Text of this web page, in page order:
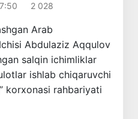
2 028
Arab
Abdulaziz Aqqulov
salqin ichimliklar
ishlab chiqaruvchi
korxonasi rahbariyati